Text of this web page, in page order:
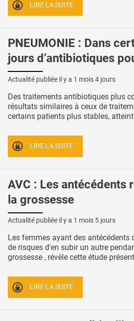
LIRE LA SUITE
PNEUMONIE : Dans
jours d’antibiotiques
Actualité publiée il y a 1 mois 4 jours
Des traitements antibiotiques plus
résultats similaires à ceux de
certains patients plus stables,
LIRE LA SUITE
AVC : Les antécédents
la grossesse
Actualité publiée il y a 1 mois 5 jours
Les femmes ayant des antécédents
de risques d'en subir un autre
grossesse , révèle cette étude
LIRE LA SUITE